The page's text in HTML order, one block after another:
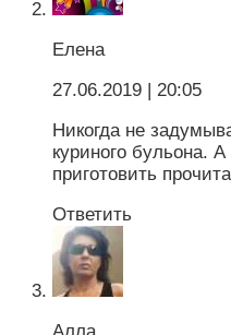
Елена
27.06.2019 | 20:05
Никогда не
куриного бульона.
приготовить
Ответить
Алла